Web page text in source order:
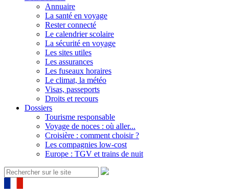
Annuaire
La santé en voyage
Rester connecté
Le calendrier scolaire
La sécurité en voyage
Les sites utiles
Les assurances
Les fuseaux horaires
Le climat, la météo
Visas, passeports
Droits et recours
Dossiers
Tourisme responsable
Voyage de noces : où aller...
Croisière : comment choisir ?
Les compagnies low-cost
Europe : TGV et trains de nuit